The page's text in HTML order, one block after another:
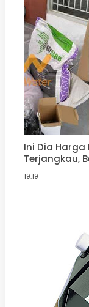
Ini Dia
Terjangkau,
ady water
19.19